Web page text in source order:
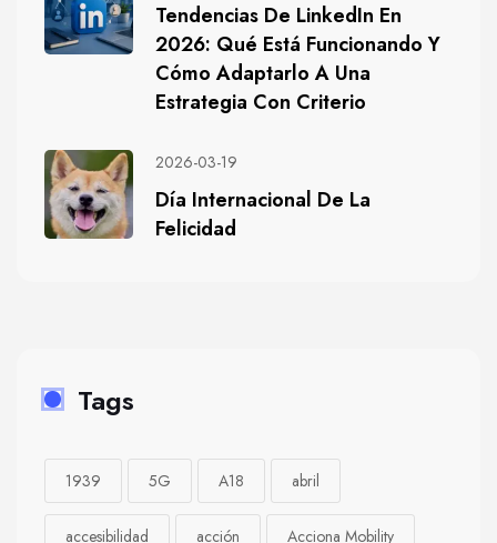
Tendencias De LinkedIn En
2026: Qué Está Funcionando Y
Cómo Adaptarlo A Una
Estrategia Con Criterio
2026-03-19
Día Internacional De La
Felicidad
Tags
1939 5G A18 abril
accesibilidad acción Acciona Mobility